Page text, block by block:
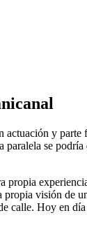
y
se
visión de
calle. Hoy en